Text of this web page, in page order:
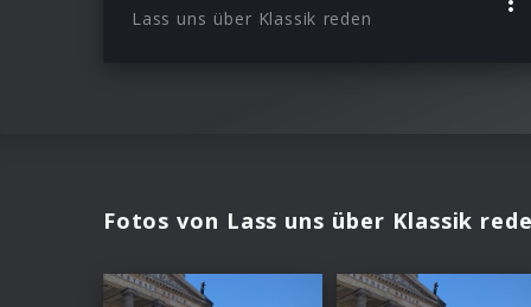
Lass uns über Klassik reden
Fotos von Lass uns über Klassik